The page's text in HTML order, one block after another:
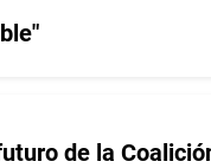
de la